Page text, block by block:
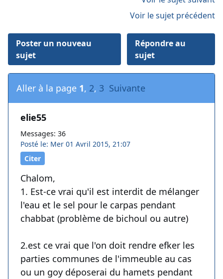
Voir le sujet précédent
Poster un nouveau
sujet
Répondre au
sujet
Aller à la page 1, 2, 3 Suivante
elie55
Messages: 36
Posté le: Mer 01 Avril 2015, 21:07
Citer
Chalom,
1. Est-ce vrai qu'il est interdit de mélanger
l'eau et le sel pour le carpas pendant
chabbat (problème de bichoul ou autre)
2.est ce vrai que l'on doit rendre efker les
parties communes de l'immeuble au cas
ou un goy déposerai du hamets pendant